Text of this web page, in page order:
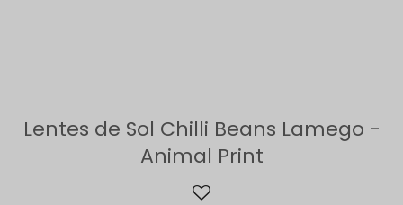
Lentes de Sol Chilli Beans Lamego -
Animal Print